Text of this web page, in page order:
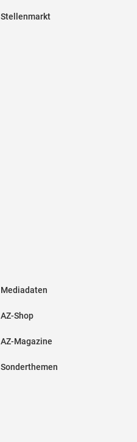
Stellenmarkt
Mediadaten
AZ-Shop
AZ-Magazine
Sonderthemen